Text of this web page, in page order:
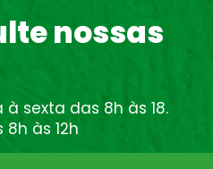
nossas
à sexta das 8h às 18.
às 12h